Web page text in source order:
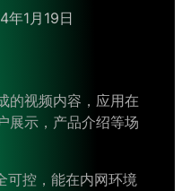
年1月19日
的视频内容，应用在
展示，产品介绍等场
可控，能在内网环境